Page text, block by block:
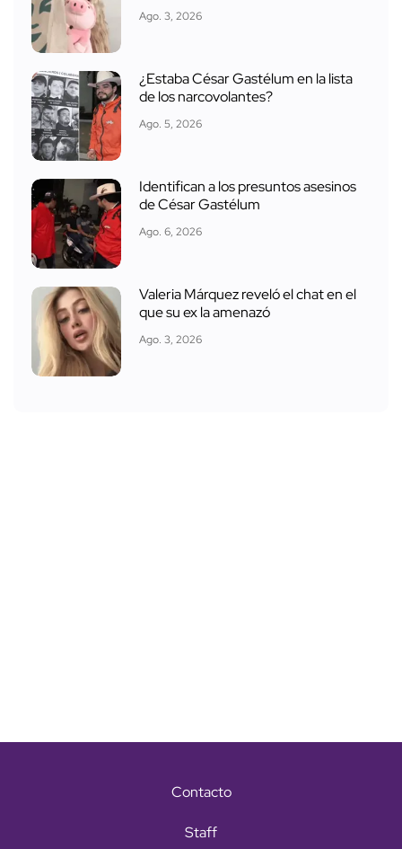
Ago. 3, 2026
¿Estaba César Gastélum en la lista
de los narcovolantes?
Ago. 5, 2026
Identifican a los presuntos asesinos
de César Gastélum
Ago. 6, 2026
Valeria Márquez reveló el chat en el
que su ex la amenazó
Ago. 3, 2026
Contacto
Staff